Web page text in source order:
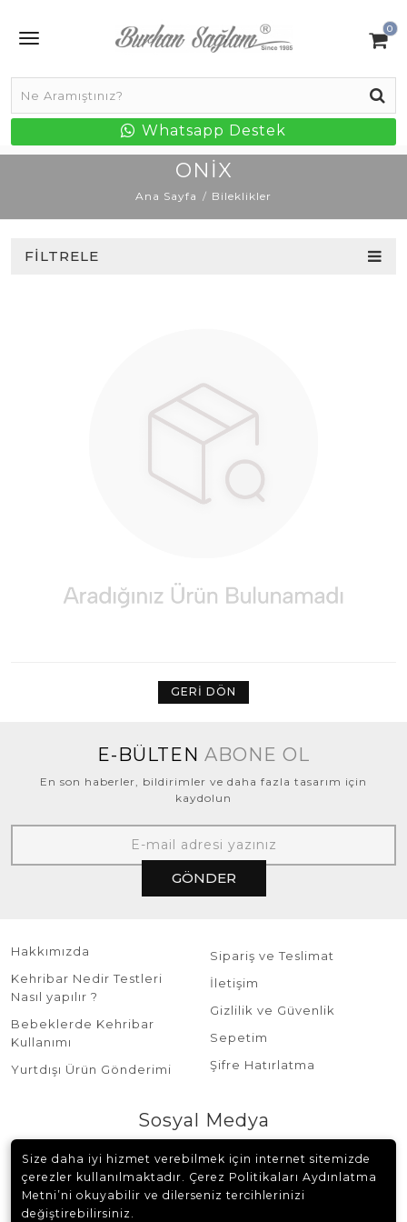
0
Whatsapp Destek
ONIX
Ana Sayfa Bileklikler
FILTRELE
GERI DÖN
E-BÜLTEN ABONE OL
En son haberler, bildirimler ve daha fazla tasarım için
kaydolun
GÖNDER
Hakkımızda
Kehribar Nedir Testleri
Nasıl yapılır ?
Bebeklerde Kehribar
Kullanımı
Yurtdışı Ürün Gönderimi
Sipariş ve Teslimat
İletişim
Gizlilik ve Güvenlik
Sepetim
Şifre Hatırlatma
Sosyal Medya
Size daha iyi hizmet verebilmek için internet sitemizde
çerezler kullanılmaktadır. Çerez Politikaları Aydınlatma
Metni’ni okuyabilir ve dilerseniz tercihlerinizi
değiştirebilirsiniz.